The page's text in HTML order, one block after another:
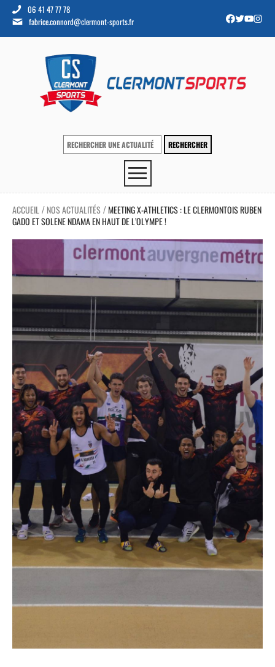
06 41 47 77 78
fabrice.connord@clermont-sports.fr
ACCUEIL / NOS ACTUALITÉS /MEETING X-ATHLETICS : LE CLERMONTOIS RUBEN
GADO ET SOLENE NDAMA EN HAUT DE L’OLYMPE !